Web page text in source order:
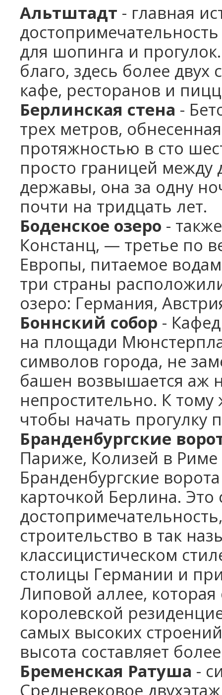
Альтштадт - главная
для шопинга и
благо, здесь более
кафе, ресторанов и
Берлинская стена -
трех метров,
протяжностью в сто
просто границей между
державы, она за одну
почти на тридцать лет.
Боденское озеро -
Констанц, — третье по
Европы, питаемое
три страны
озеро: Германия,
Боннский собор -
на площади
символов города, не
башен возвышается аж
непростительно. К тому
чтобы начать прогулку
Бранденбургские
Париже, Колизей в
Бранденбургские
карточкой Берлина. Это
строительство в так
классицистическом
столицы Германии и
Липовой аллее,
королевской
самых высоких
высота составляет
Бременская Ратуша -
Средневековое